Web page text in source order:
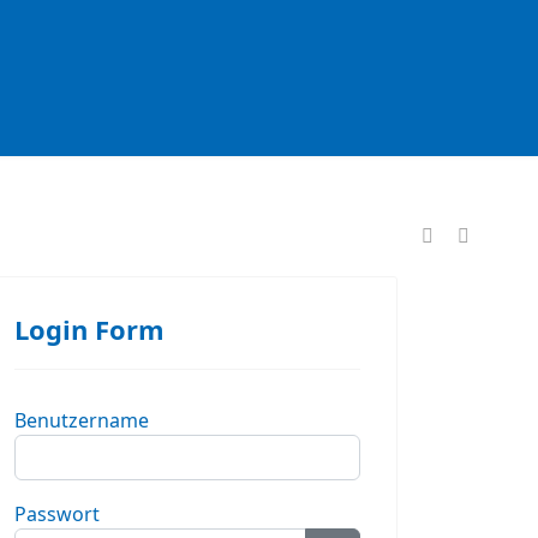
Login Form
Benutzername
Passwort